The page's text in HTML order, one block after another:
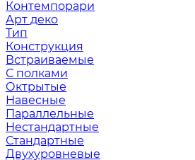
Контемпорари
Арт деко
Тип
Конструкция
Встраиваемые
С полками
Октрытые
Навесные
Параллельные
Нестандартные
Стандартные
Двухуровневые